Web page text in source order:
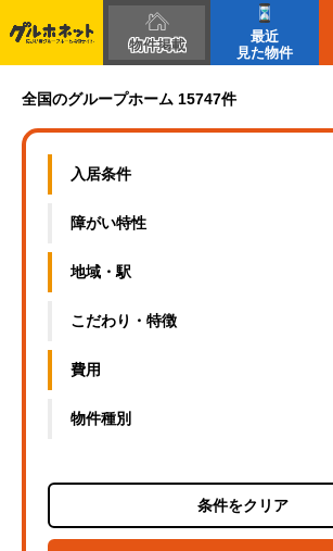
物件掲載
最近
見た物件
茨城県の障がい者グループホーム一覧｜グルホネ
全国のグループホーム 15747件
入居条件
障がい特性
地域・駅
こだわり・ 特徴
費用
物件種別
条件をクリア